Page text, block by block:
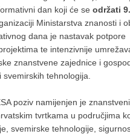
dan koji će seodržati
Ministarstva znanosti i
dana je nastavak potpore
te intenzivnije
znanstvene zajednice i
tehnologija.
poziv namijenjen je
tvrtkama u područjima
svemirske tehnologije,